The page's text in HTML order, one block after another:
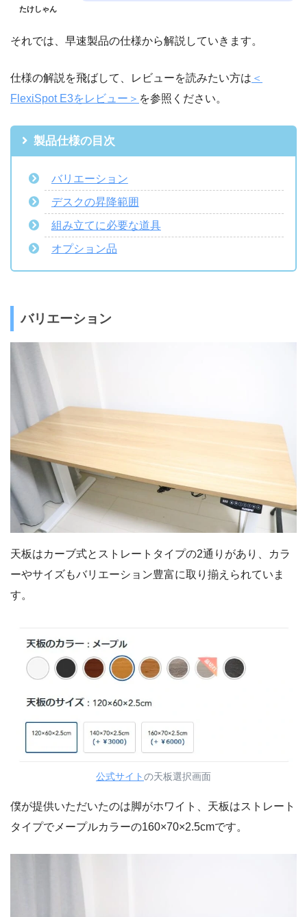
たけしゃん
それでは、早速製品の仕様から解説していきます。
仕様の解説を飛ばして、レビューを読みたい方は ＜
FlexiSpot E3をレビュー＞ を参照ください。
製品仕様の目次
バリエーション
デスクの昇降範囲
組み立てに必要な道具
オプション品
バリエーション
天板はカーブ式とストレートタイプの2通りがあり、カラ
ーやサイズもバリエーション豊富に取り揃えられていま
す。
公式サイトの天板選択画面
僕が提供いただいたのは脚がホワイト、天板はストレート
タイプでメープルカラーの160×70×2.5cmです。